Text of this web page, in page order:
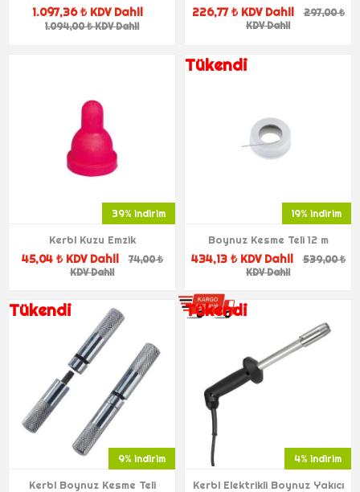
1.097,36 ₺ KDV Dahil
1.094,00 ₺ KDV Dahil
226,77 ₺ KDV Dahil
297,00 ₺
KDV Dahil
39% indirim
Kerbl Kuzu Emzik
45,04 ₺ KDV Dahil
74,00 ₺
KDV Dahil
Tükendi
19% indirim
Boynuz Kesme Teli 12 m
434,13 ₺ KDV Dahil
539,00 ₺
KDV Dahil
Tükendi
9% indirim
Kerbl Boynuz Kesme Teli
Tükendi
4% indirim
Kerbl Elektrikli Boynuz Yakıcı